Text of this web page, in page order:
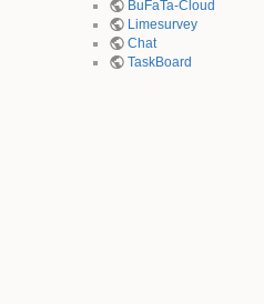
BuFaTa-Cloud
Limesurvey
Chat
TaskBoard